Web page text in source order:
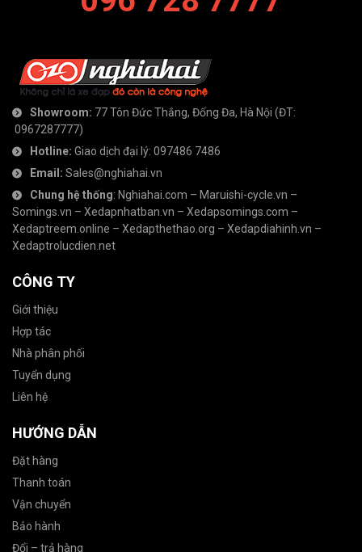
Showroom: 77 Tôn Đức Thắng, Đống Đa, Hà Nội (ĐT:
0967287777)
Hotline: Giao dịch đại lý: 097486 7486
Email: Sales@nghiahai.vn
Chung hệ thống: Nghiahai.com – Maruishi-cycle.vn –
Somings.vn – Xedapnhatban.vn – Xedapsomings.com –
Xedaptreem.online – Xedapthethao.org – Xedapdiahinh.vn –
Xedaptrolucdien.net
CÔNG TY
Giới thiệu
Hợp tác
Nhà phân phối
Tuyển dụng
Liên hệ
HƯỚNG DẪN
Đặt hàng
Thanh toán
Vận chuyển
Bảo hành
Đổi – trả hàng